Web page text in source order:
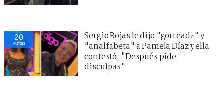
20
visitas
Sergio Rojas le dijo "gorreada" y
"analfabeta" a Pamela Díaz y ella
contestó: "Después pide
disculpas"